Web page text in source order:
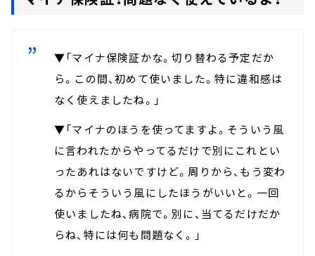
▼「マイナ保険証かな。切り替わる予定だか
ら。この間、初めて使いました。特に違和感は
なく使えましたね。」
▼「マイナのほうを使ってますよ。そういう風
に言われたからやってるだけで別にこれとい
ったあれはないですけど。周りから、もう変わ
るからそういう風にしたほうがいいと。一回
使いましたね、病院で。別に、当てるだけだか
らね、特には何も問題なく。」